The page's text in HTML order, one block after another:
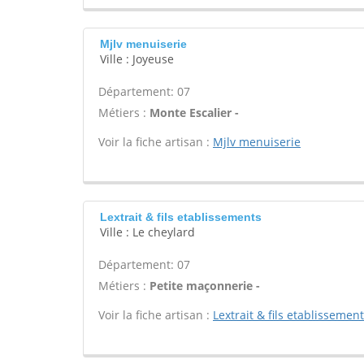
Mjlv menuiserie
Ville : Joyeuse
Département: 07
Métiers : Monte Escalier -
Voir la fiche artisan : Mjlv menuiserie
Lextrait & fils etablissements
Ville : Le cheylard
Département: 07
Métiers : Petite maçonnerie -
Voir la fiche artisan : Lextrait & fils